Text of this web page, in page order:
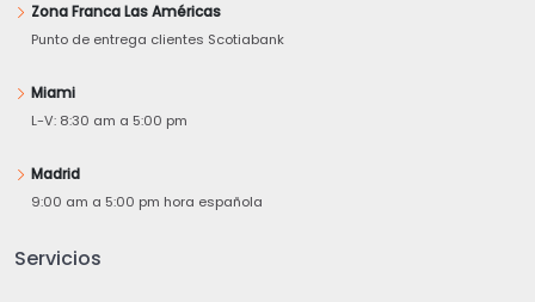
Zona Franca Las Américas
Punto de entrega clientes Scotiabank
Miami
L-V: 8:30 am a 5:00 pm
Madrid
9:00 am a 5:00 pm hora española
Servicios